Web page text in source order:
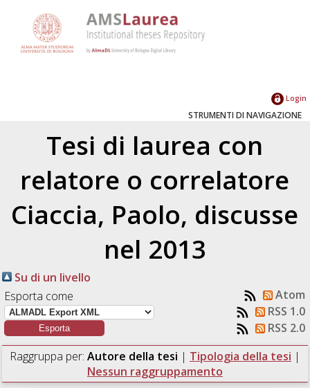
Login
STRUMENTI DI NAVIGAZIONE
Tesi di laurea con
relatore o correlatore
Ciaccia, Paolo, discusse
nel 2013
Su di un livello
Esporta come
Atom
RSS 1.0
RSS 2.0
Raggruppa per: Autore della tesi | Tipologia della tesi |
Nessun raggruppamento